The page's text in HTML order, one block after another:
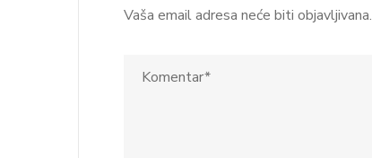
Vaša email adresa neće biti objavljivana.